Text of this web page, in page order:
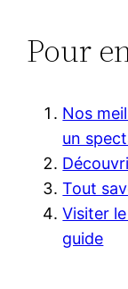
Pour
Nos
un
Tout
Visiter
guide